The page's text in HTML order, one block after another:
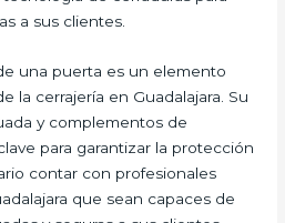
a sus clientes.
una puerta es un elemento
la cerrajería en Guadalajara. Su
y complementos de
para garantizar la protección
contar con profesionales
que sean capaces de